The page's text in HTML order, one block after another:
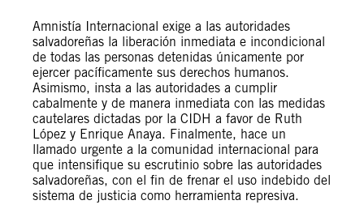
Amnistía Internacional exige a las autoridades
salvadoreñas la liberación inmediata e incondicional
de todas las personas detenidas únicamente por
ejercer pacíficamente sus derechos humanos.
Asimismo, insta a las autoridades a cumplir
cabalmente y de manera inmediata con las medidas
cautelares dictadas por la CIDH a favor de Ruth
López y Enrique Anaya. Finalmente, hace un
llamado urgente a la comunidad internacional para
que intensifique su escrutinio sobre las autoridades
salvadoreñas, con el fin de frenar el uso indebido del
sistema de justicia como herramienta represiva.